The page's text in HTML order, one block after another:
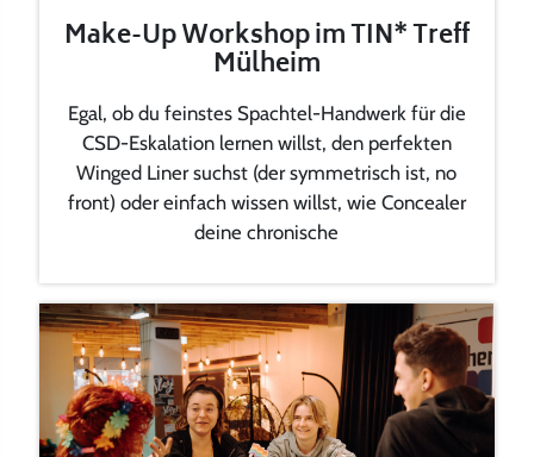
Make-Up Workshop im TIN* Treff
Mülheim
Egal, ob du feinstes Spachtel-Handwerk für die
CSD-Eskalation lernen willst, den perfekten
Winged Liner suchst (der symmetrisch ist, no
front) oder einfach wissen willst, wie Concealer
deine chronische